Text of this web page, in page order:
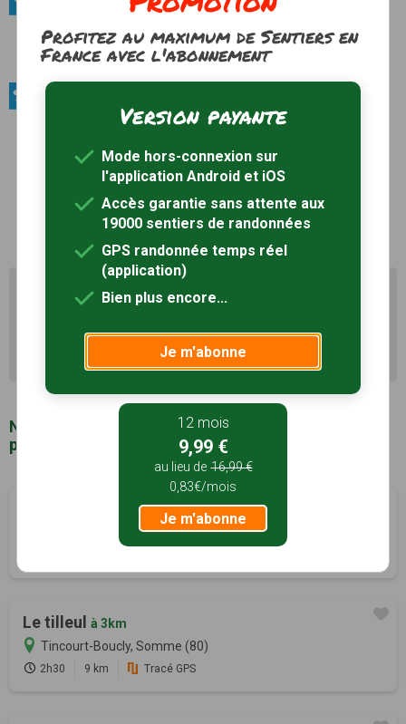
Sites naturels / Massifs forestiers
Bois d'Havrincourt
Voir le site
la Boulette de Cambrai
Rappelant la Boulette d’Avesnes, la Boulette de
Cambrai est un fromage au lait cru de vache, à
pâte fraîche.Voir le site
Il existe d'autres sentiers de randonnée à Driencourt
(80) pour découvrir le terroir
Recherche avancée Driencourt
Notre sélection de sentiers de randonnée à
proximité de Driencourt (80)
La vallée du bois de Cauchyà 3km
Aizecourt-le-Bas, Somme (80)
Le tilleul à 3km
Tincourt-Boucly, Somme (80)
2h30 9 km Tracé GPS
Profitez au maximum de Sentiers en
France avec l'abonnement
Version payante
Mode hors-connexion sur
l'application Android et iOS
Accès garantie sans attente aux
19000 sentiers de randonnées
GPS randonnée temps réel
(application)
Bien plus encore...
Je m'abonne
12 mois
9,99 €
au lieu de 16,99 €
0,83€/mois
Je m'abonne